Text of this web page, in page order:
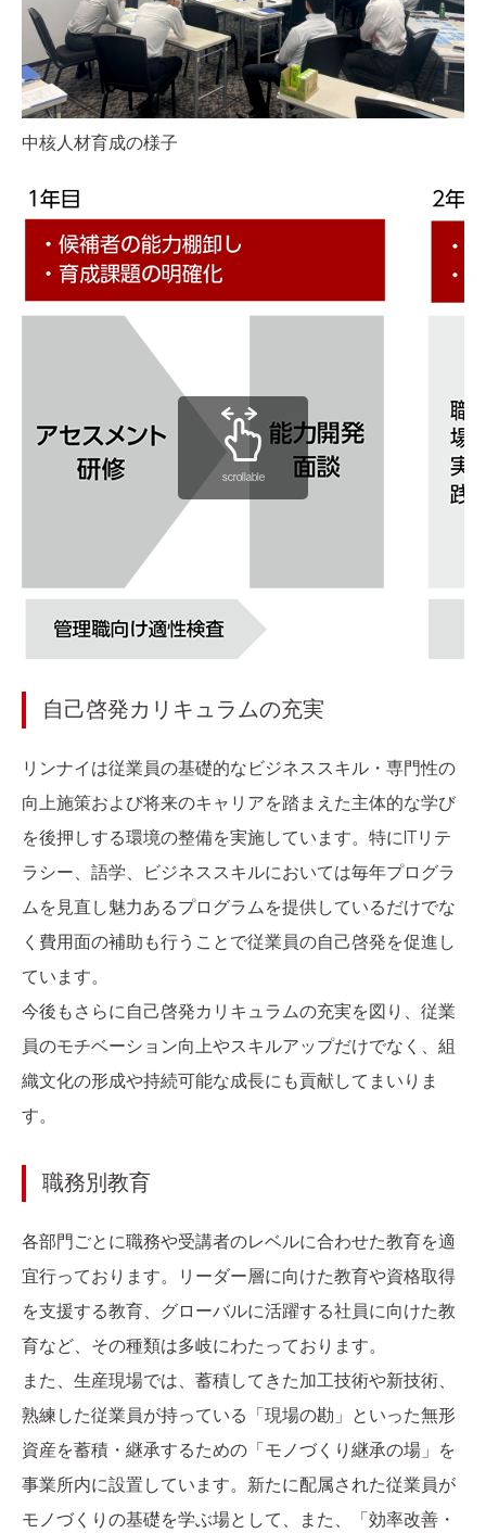
中核人材育成の様子
scrollable
自己啓発カリキュラムの充実
リンナイは従業員の基礎的なビジネススキル・専門性の
向上施策および将来のキャリアを踏まえた主体的な学び
を後押しする環境の整備を実施しています。特にITリテ
ラシー、語学、ビジネススキルにおいては毎年プログラ
ムを見直し魅力あるプログラムを提供しているだけでな
く費用面の補助も行うことで従業員の自己啓発を促進し
ています。
今後もさらに自己啓発カリキュラムの充実を図り、従業
員のモチベーション向上やスキルアップだけでなく、組
織文化の形成や持続可能な成長にも貢献してまいりま
す。
職務別教育
各部門ごとに職務や受講者のレベルに合わせた教育を適
宜行っております。リーダー層に向けた教育や資格取得
を支援する教育、グローバルに活躍する社員に向けた教
育など、その種類は多岐にわたっております。
また、生産現場では、蓄積してきた加工技術や新技術、
熟練した従業員が持っている「現場の勘」といった無形
資産を蓄積・継承するための「モノづくり継承の場」を
事業所内に設置しています。新たに配属された従業員が
モノづくりの基礎を学ぶ場として、また、「効率改善・